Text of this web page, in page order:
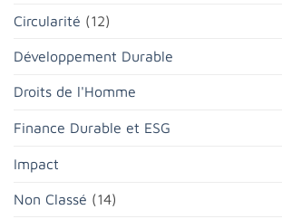
Circularité (12)
Développement Durable
Droits de l'Homme
Finance Durable et ESG
Impact
Non Classé (14)